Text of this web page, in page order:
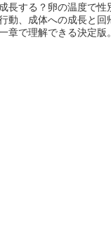
長する？卵の温度で性
動、成体への成長と回
章で理解できる決定版。